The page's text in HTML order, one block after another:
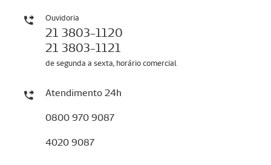
Ouvidoria
21 3803-1120
21 3803-1121
de segunda a sexta, horário comercial
Atendimento 24h
0800 970 9087
4020 9087